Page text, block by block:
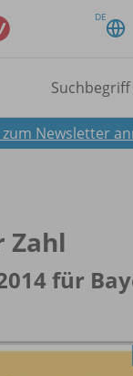
DE
zum Newsletter
Zahl
für